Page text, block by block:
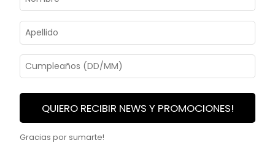
QUIERO RECIBIR NEWS Y PROMOCIONES!
Gracias por sumarte!